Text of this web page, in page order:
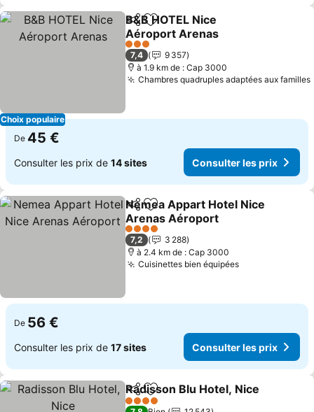
Choix populaire
PartagerAjouter à mes favoris
B&B HOTEL Nice
Aéroport Arenas
Consulter les prix
3 Étoiles
7,4
9 357
à 1.9 km de : Cap 3000
Chambres quadruples adaptées aux familles
De 45 €
Consulter les prix de 14 sites Consulter les prix
PartagerAjouter à mes favoris
Nemea Appart Hotel Nice
Arenas Aéroport
Consulter les prix
4 Étoiles
7,2
3 288
à 2.4 km de : Cap 3000
Cuisinettes bien équipéesConsulter les
De 56 €
Consulter les prix de 17 sites Consulter les prix
PartagerAjouter à mes favoris
Radisson Blu Hotel, Nice
4 Étoiles